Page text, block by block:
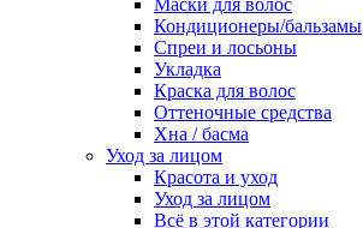
Маски для волос
Кондиционеры/бальзамы
Спреи и лосьоны
Укладка
Краска для волос
Оттеночные средства
Хна / басма
Уход за лицом
Красота и уход
Уход за лицом
Всё в этой категории